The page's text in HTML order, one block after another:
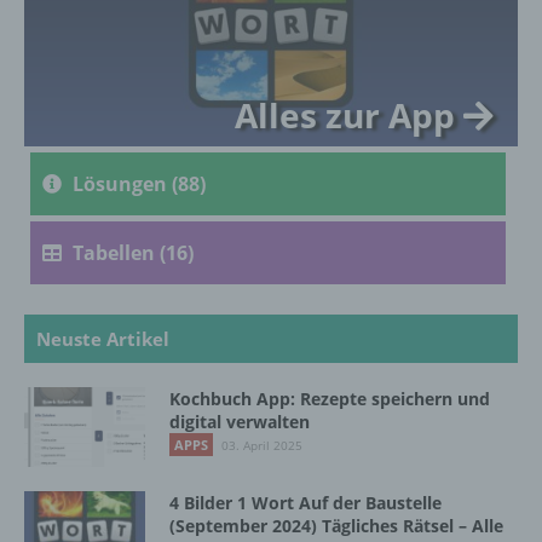
Alles zur App
Lösungen (88)
Tabellen (16)
Neuste Artikel
Kochbuch App: Rezepte speichern und
digital verwalten
APPS 03. April 2025
4 Bilder 1 Wort Auf der Baustelle
(September 2024) Tägliches Rätsel – Alle
genetischen, psychischen, wirtschaftlichen,
kulturellen oder sozialen Identität dieser
natürlichen Person sind, identifiziert werden
Betroffene Person ist jede identifizierte oder
identifizierbare natürliche Person, deren
personenbezogene Daten von dem für die
Verarbeitung Verantwortlichen verarbeitet
werden.
c) Verarbeitung
Verarbeitung ist jeder mit oder ohne Hilfe
Vorgang oder jede solche Vorgangsreihe im
Zusammenhang mit personenbezogenen